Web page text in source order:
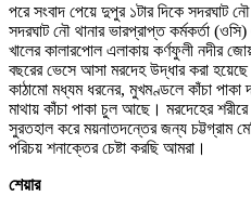
পরে সংবাদ পেয়ে দুপুর ১টার দিকে সদরঘাট
সদরঘাট নৌ থানার ভারপ্রাপ্ত কর্মকর্তা
খালের কালারপোল এলাকায় কর্ণফুলী নদীর
বছরের ভেসে আসা মরদেহ উদ্ধার করা
কাঠামো মধ্যম ধরনের, মুখমণ্ডলে কাঁচা
মাথায় কাঁচা পাকা চুল আছে। মরদেহের
সুরতহাল করে ময়নাতদন্তের জন্য চট্টগ্রাম
পরিচয় শনাক্তের চেষ্টা করছি আমরা।
শেয়ার